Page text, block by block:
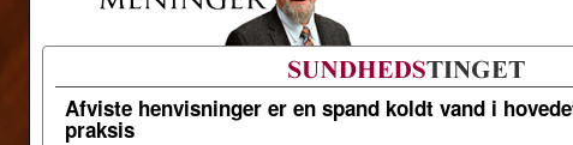
Afviste henvisninger er en spand koldt vand i
praksis